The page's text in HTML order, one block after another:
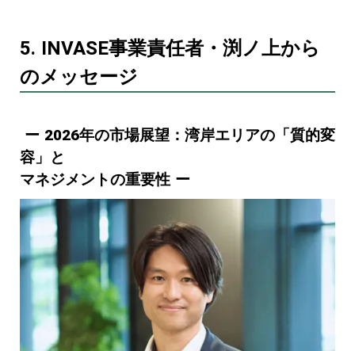
5. INVASE事業責任者・渕ノ上から
のメッセージ
ー 2026年の市場展望：湾岸エリアの「質的変
容」と
マネジメントの重要性 ー